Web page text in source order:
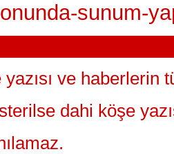
sunum-
ve haberlerin
dahi köşe